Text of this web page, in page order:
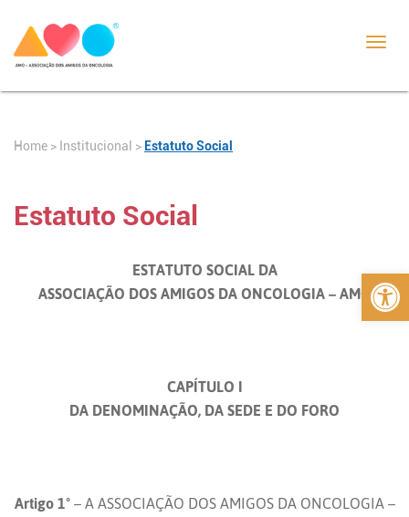
Abrir
Home > Institucional > Estatuto Social
Estatuto Social
ESTATUTO SOCIAL DA
ASSOCIAÇÃO DOS AMIGOS DA ONCOLOGIA – AMO
CAPÍTULO I
DA DENOMINAÇÃO, DA SEDE E DO FORO
Artigo 1º – A ASSOCIAÇÃO DOS AMIGOS DA ONCOLOGIA –